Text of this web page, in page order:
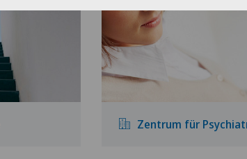
Zentrum für